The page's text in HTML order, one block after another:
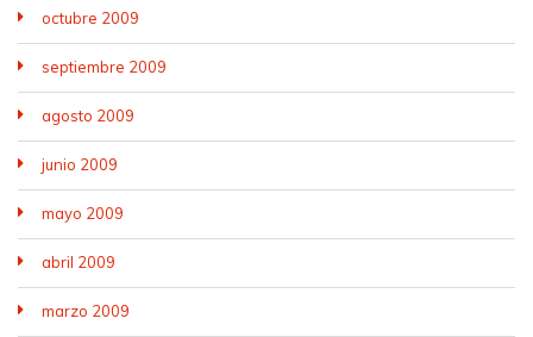
octubre 2009
septiembre 2009
agosto 2009
junio 2009
mayo 2009
abril 2009
marzo 2009